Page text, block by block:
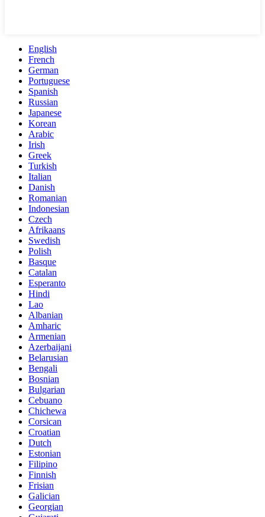
English
French
German
Portuguese
Spanish
Russian
Japanese
Korean
Arabic
Irish
Greek
Turkish
Italian
Danish
Romanian
Indonesian
Czech
Afrikaans
Swedish
Polish
Basque
Catalan
Esperanto
Hindi
Lao
Albanian
Amharic
Armenian
Azerbaijani
Belarusian
Bengali
Bosnian
Bulgarian
Cebuano
Chichewa
Corsican
Croatian
Dutch
Estonian
Filipino
Finnish
Frisian
Galician
Georgian